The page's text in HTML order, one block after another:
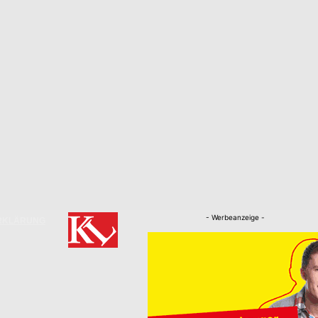
- Werbeanzeige -